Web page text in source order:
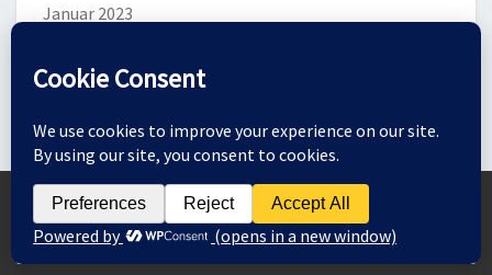
Januar 2023
Oktober 2022
September 2022
August 2022
Juli 2022
Zum Ändern Ihrer Datenschutzeinstellung, z.B. Erteilung oder Widerruf von
Einwilligungen, klicken Sie hier:
EINSTELLUNGEN